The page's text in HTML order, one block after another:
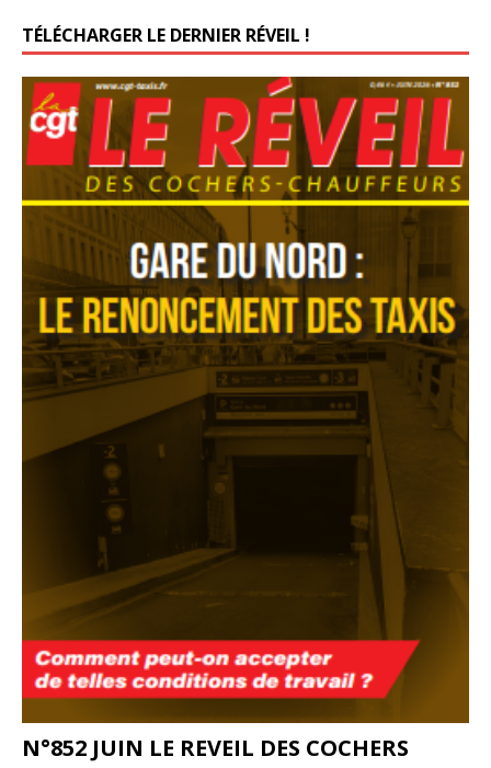
TÉLÉCHARGER LE DERNIER RÉVEIL !
N°852 JUIN LE REVEIL DES COCHERS